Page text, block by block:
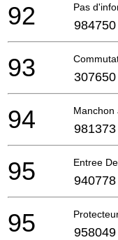
Pas
92 984750
93 307650
Manchon
94 981373
Entree
95 940778
95 958049